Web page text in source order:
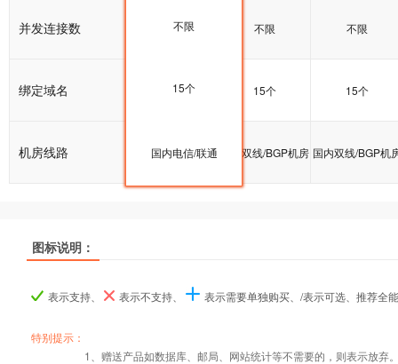
并发连接数 不限 不限 不限
绑定域名 15个 15个 15个
机房线路 国内双线/BGP机房 国内双线/BGP机房 国内双线/BGP机
不限
15个
国内电信/联通
产品名称
产品名称
产品名称
图标说明：
表示支持、 表示不支持、 表示需要单独购买、/表示可选、推荐全
特别提示：
1、赠送产品如数据库、邮局、网站统计等不需要的，则表示放弃